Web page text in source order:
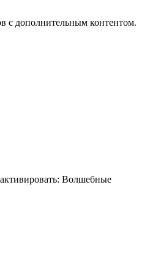
с дополнительным контентом.
Волшебные